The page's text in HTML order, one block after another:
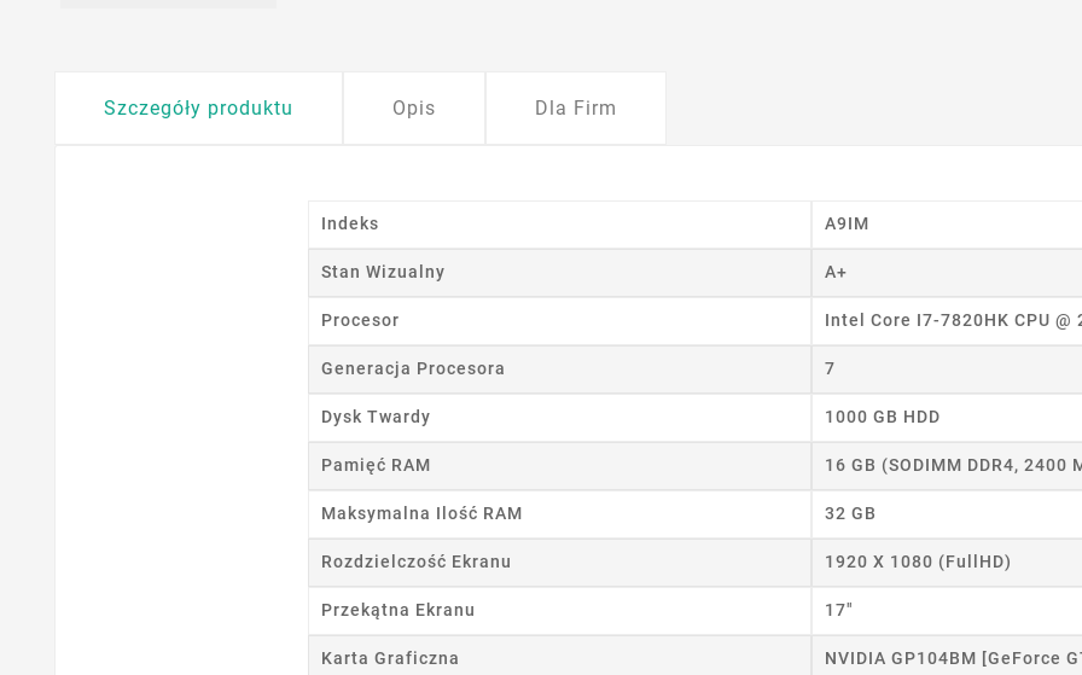
Szczegóły produktu Opis Dla Firm
Indeks A9IM
Stan Wizualny A+
Procesor Intel Core I7-7820HK CPU @
Generacja Procesora 7
Dysk Twardy 1000 GB HDD
Pamięć RAM 16 GB (SODIMM DDR4, 2400
Maksymalna Ilość RAM 32 GB
Rozdzielczość Ekranu 1920 X 1080 (FullHD)
Przekątna Ekranu 17"
Karta Graficzna NVIDIA GP104BM [GeForce